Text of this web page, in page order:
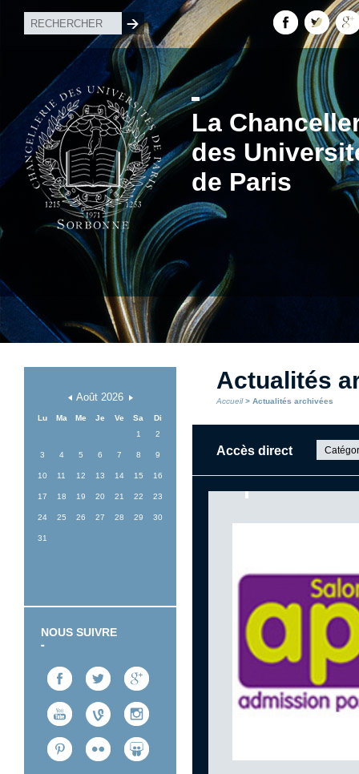
La
des
de Paris
Août2026
Lu Ma Me Je Ve Sa
Di
1
2
3 4 5 6 7 8 9
10 11 12 13 14 15 16
17 18 19 20 21 22 23
24 25 26 27 28 29 30
31
NOUS SUIVRE
Actualités
Accueil> Actualités archivées
Accès direct